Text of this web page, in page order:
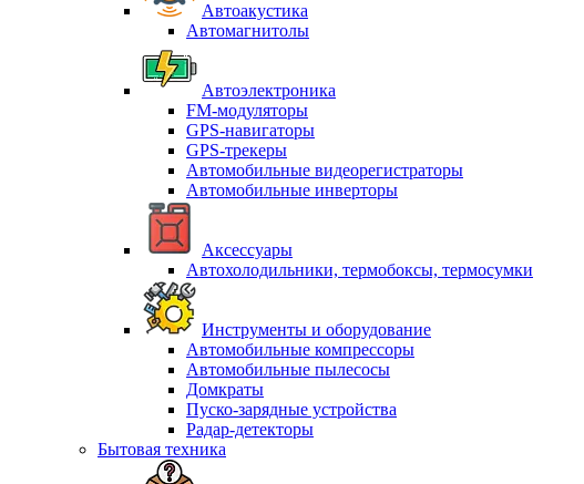
Автоакустика
Автомагнитолы
Автоэлектроника
FM-модуляторы
GPS-навигаторы
GPS-трекеры
Автомобильные видеорегистраторы
Автомобильные инверторы
Аксессуары
Автохолодильники, термобоксы, термосумки
Инструменты и оборудование
Автомобильные компрессоры
Автомобильные пылесосы
Домкраты
Пуско-зарядные устройства
Радар-детекторы
Бытовая техника